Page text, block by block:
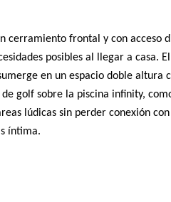
cerramiento frontal y con acceso
posibles al llegar a casa.
en un espacio doble altura
golf sobre la piscina infinity,
lúdicas sin perder conexión
íntima.